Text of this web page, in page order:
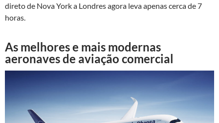
direto de Nova York a Londres agora leva apenas cerca de 7
horas.
As melhores e mais modernas
aeronaves de aviação comercial